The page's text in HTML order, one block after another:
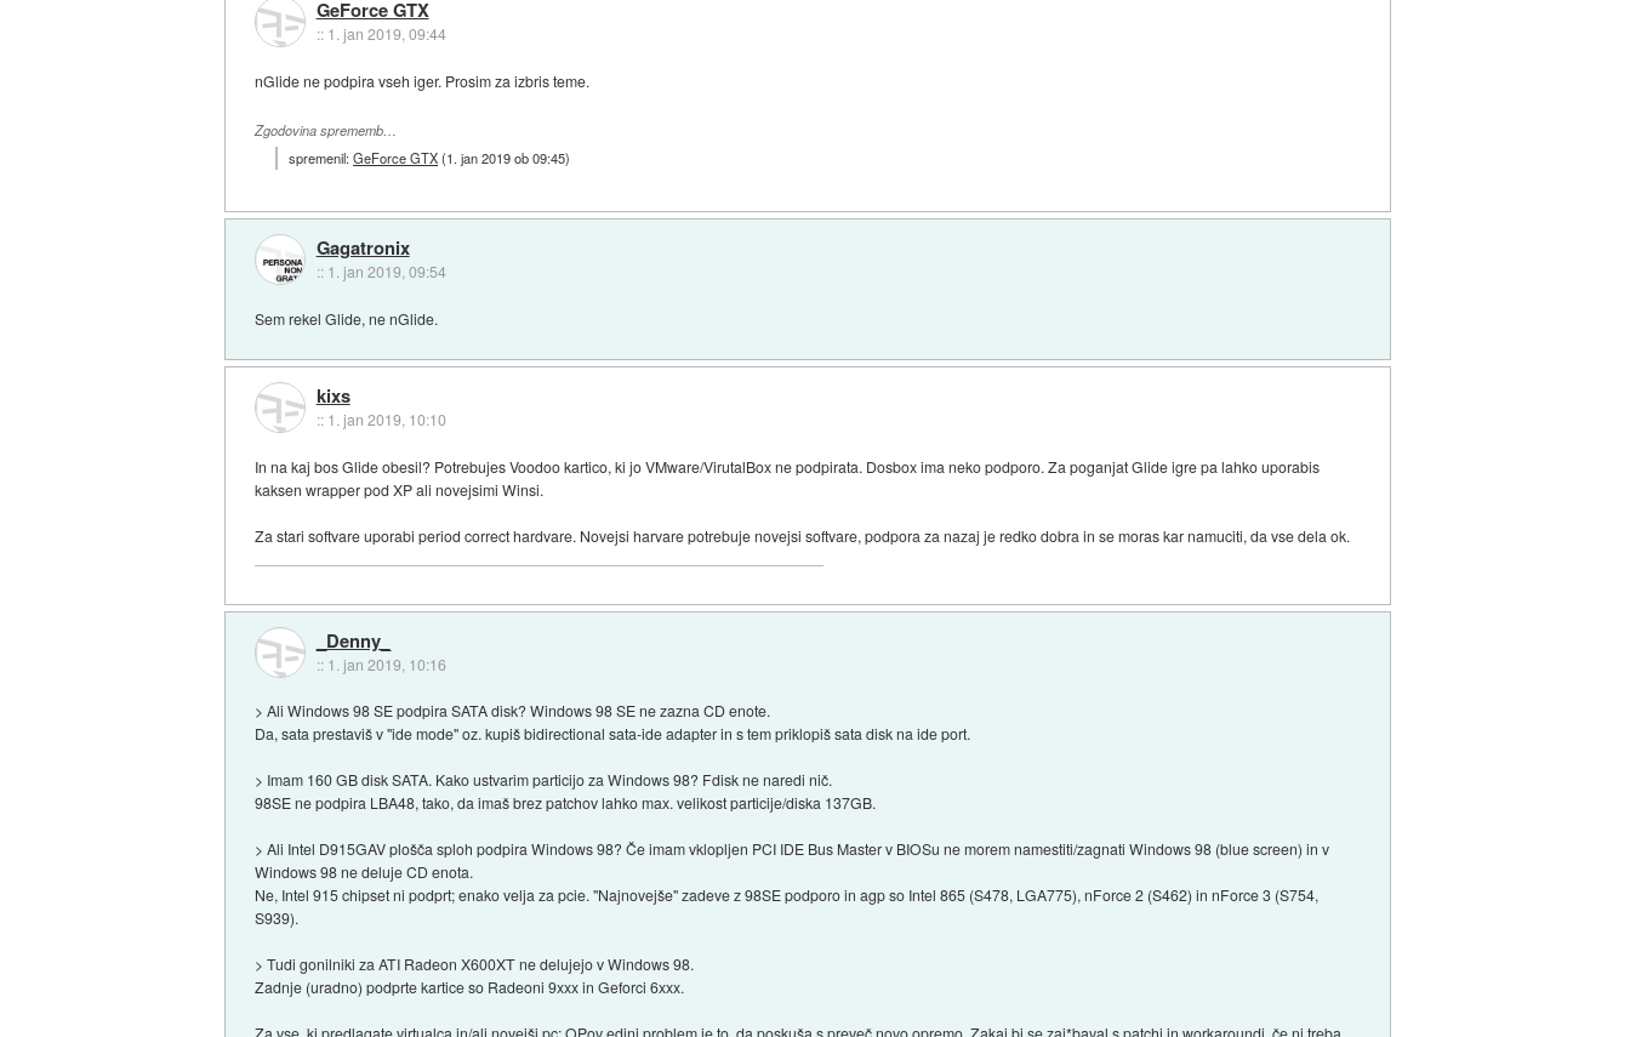
GeForce GTX
:: 1. jan 2019, 09:44
nGlide ne podpira vseh iger. Prosim za izbris teme.
Zgodovina sprememb…
spremenil:GeForce GTX(1. jan 2019 ob 09:45)
Gagatronix
:: 1. jan 2019, 09:54
Sem rekel Glide, ne nGlide.
kixs
:: 1. jan 2019, 10:10
In na kaj bos Glide obesil? Potrebujes Voodoo kartico, ki jo VMware/VirutalBox ne podpirata. Dosbox ima neko podporo. Za poganjat Glide igre pa lahko uporabis
kaksen wrapper pod XP ali novejsimi Winsi.
Za stari softvare uporabi period correct hardvare. Novejsi harvare potrebuje novejsi softvare, podpora za nazaj je redko dobra in se moras kar namuciti, da vse dela ok.
_Denny_
:: 1. jan 2019, 10:16
> Ali Windows 98 SE podpira SATA disk? Windows 98 SE ne zazna CD enote.
Da, sata prestaviš v "ide mode" oz. kupiš bidirectional sata-ide adapter in s tem priklopiš sata disk na ide port.
> Imam 160 GB disk SATA. Kako ustvarim particijo za Windows 98? Fdisk ne naredi nič.
98SE ne podpira LBA48, tako, da imaš brez patchov lahko max. velikost particije/diska 137GB.
> Ali Intel D915GAV plošča sploh podpira Windows 98? Če imam vklopljen PCI IDE Bus Master v BIOSu ne morem namestiti/zagnati Windows 98 (blue screen) in v
Windows 98 ne deluje CD enota.
Ne, Intel 915 chipset ni podprt; enako velja za pcie. "Najnovejše" zadeve z 98SE podporo in agp so Intel 865 (S478, LGA775), nForce 2 (S462) in nForce 3 (S754,
S939).
> Tudi gonilniki za ATI Radeon X600XT ne delujejo v Windows 98.
Zadnje (uradno) podprte kartice so Radeoni 9xxx in Geforci 6xxx.